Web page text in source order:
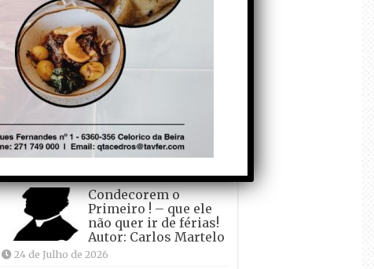
5 de Agosto de 2026
Falso crescimento…
Autor: Nuno Pereira
1 de Agosto de 2026
Tadei Pogacar vence o
“Tour” – A “Volta a
França em Bicicleta”
pela quinta vez! Autor:
João Dinis
Condecorem o
Primeiro ! – que ele
não quer ir de férias!
Autor: Carlos Martelo
24 de Julho de 2026